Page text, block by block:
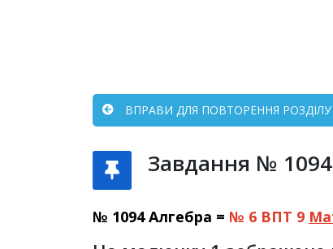
ВПРАВИ ДЛЯ ПОВТОРЕННЯ РОЗДІЛУ
Завдання № 1094
№ 1094 Алгебра = № 6 ВПТ 9